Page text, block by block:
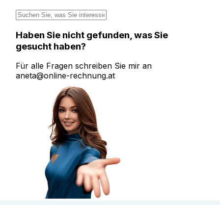
Haben Sie nicht gefunden, was Sie
gesucht haben?
Für alle Fragen schreiben Sie mir an
aneta@online-rechnung.at